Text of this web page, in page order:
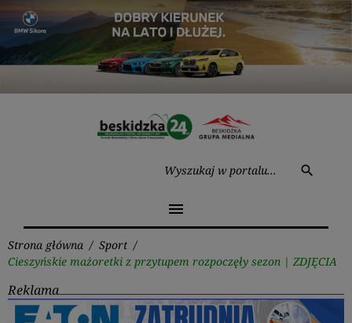
Przejdź
treści
search
menu
Strona główna / Sport /
Cieszyńskie mażoretki z przytupem rozpoczęły sezon | ZDJĘCIA
Reklama